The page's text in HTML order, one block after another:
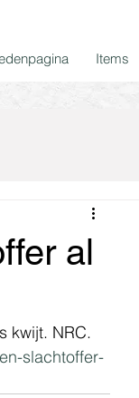
Items
al
kwijt. NRC.
slachtoffer-